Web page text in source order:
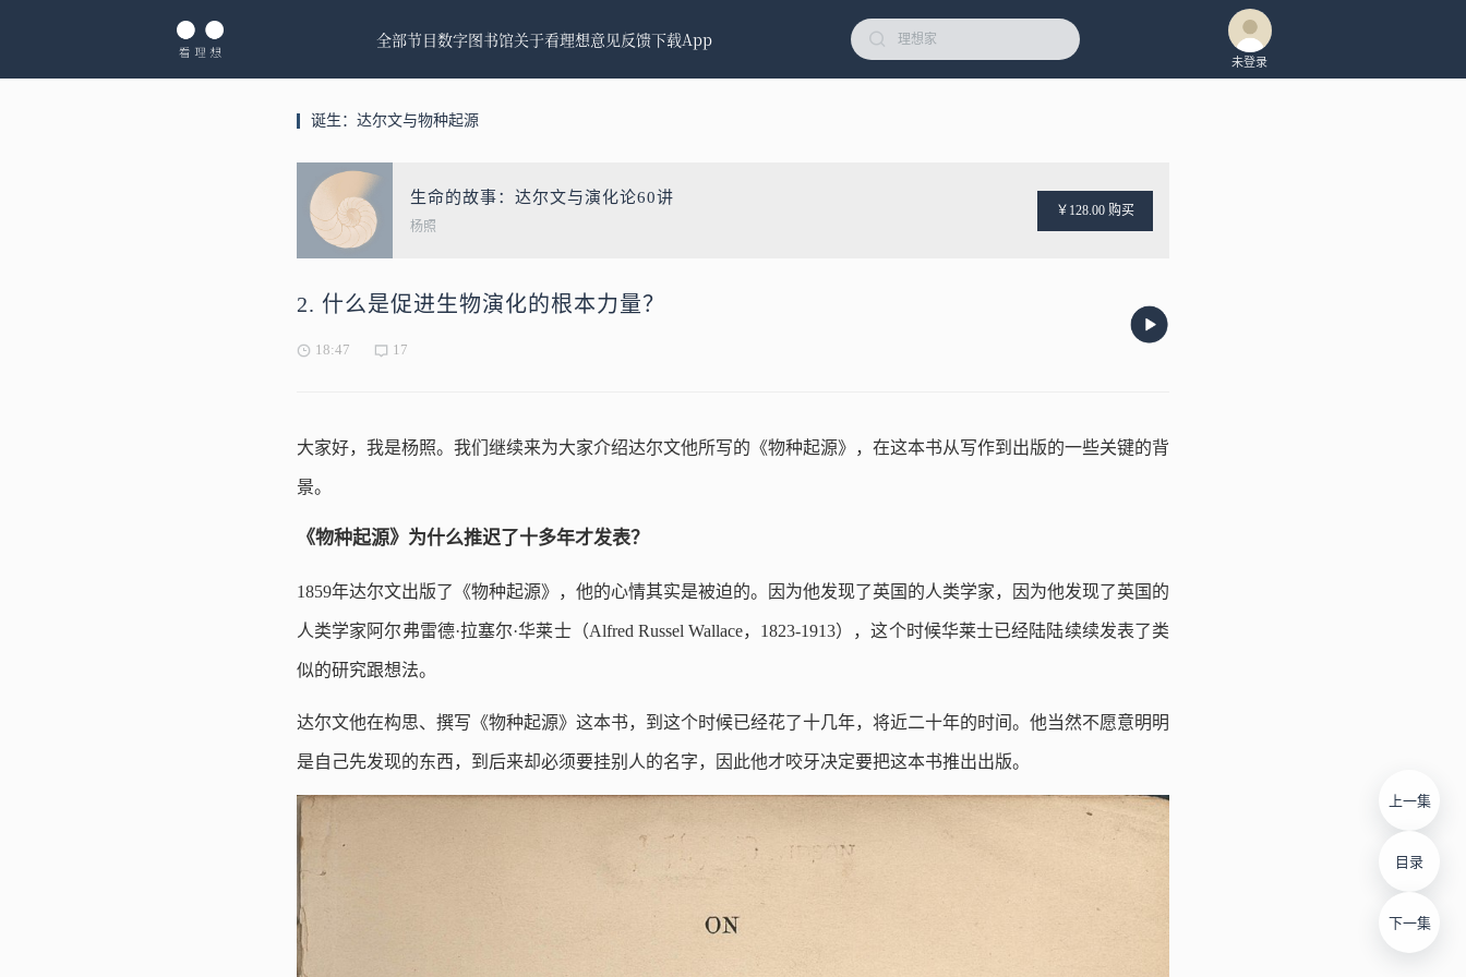
全部节目数字图书馆关于看理想意见反馈下载App
未登录
诞生：达尔文与物种起源
生命的故事：达尔文与演化论60讲
杨照
￥128.00 购买
2. 什么是促进生物演化的根本力量？
18:47 17
上一集
目录
下一集
大家好，我是杨照。我们继续来为大家介绍达尔文他所写的《物种起源》，在这本书从写作到出版的一些关键的背
景。
《物种起源》为什么推迟了十多年才发表？
1859年达尔文出版了《物种起源》，他的心情其实是被迫的。因为他发现了英国的人类学家，因为他发现了英国的
人类学家阿尔弗雷德·拉塞尔·华莱士（Alfred Russel Wallace，1823-1913），这个时候华莱士已经陆陆续续发表了类
似的研究跟想法。
达尔文他在构思、撰写《物种起源》这本书，到这个时候已经花了十几年，将近二十年的时间。他当然不愿意明明
是自己先发现的东西，到后来却必须要挂别人的名字，因此他才咬牙决定要把这本书推出出版。